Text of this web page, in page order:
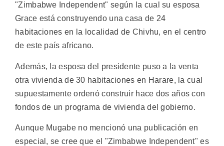
"Zimbabwe Independent" según la cual su esposa
Grace está construyendo una casa de 24
habitaciones en la localidad de Chivhu, en el centro
de este país africano.
Además, la esposa del presidente puso a la venta
otra vivienda de 30 habitaciones en Harare, la cual
supuestamente ordenó construir hace dos años con
fondos de un programa de vivienda del gobierno.
Aunque Mugabe no mencionó una publicación en
especial, se cree que el "Zimbabwe Independent" es